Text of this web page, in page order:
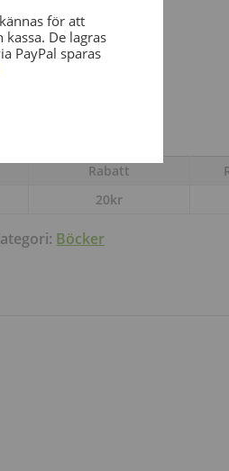
29 kr
Rabatt
20kr
Böcker
för att
De lagras
PayPal sparas